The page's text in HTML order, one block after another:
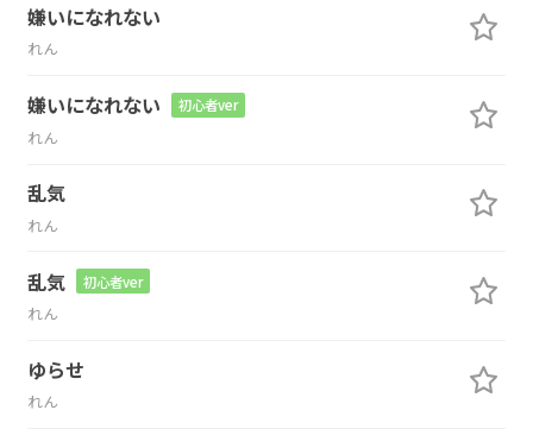
嫌いになれない
れん
嫌いになれない 初心者ver
れん
乱気
れん
乱気 初心者ver
れん
ゆらせ
れん